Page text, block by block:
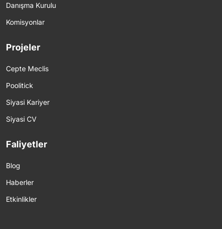
Danışma Kurulu
Komisyonlar
Projeler
Cepte Meclis
Poolitick
Siyasi Kariyer
Siyasi CV
Faliyetler
Blog
Haberler
Etkinlikler